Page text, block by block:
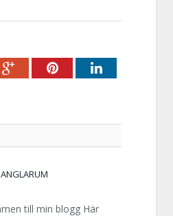
Google+PinterestLinkedIn
till min blogg Här